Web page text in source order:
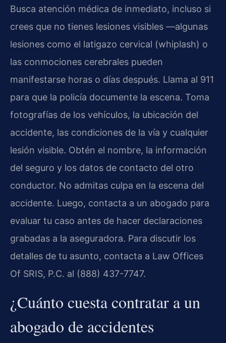
Busca atención médica de inmediato, incluso si
crees que no tienes lesiones visibles —algunas
lesiones como el latigazo cervical (whiplash) o
las conmociones cerebrales pueden
manifestarse horas o días después. Llama al 911
para que la policía documente la escena. Toma
fotografías de los vehículos, la ubicación del
accidente, las condiciones de la vía y cualquier
lesión visible. Obtén el nombre, la información
del seguro y los datos de contacto del otro
conductor. No admitas culpa en la escena del
accidente. Luego, contacta a un abogado para
evaluar tu caso antes de hacer declaraciones
grabadas a la aseguradora. Para discutir los
detalles de tu asunto, contacta a Law Offices
Of SRIS, P.C. al (888) 437-7747.
¿Cuánto cuesta contratar a un
abogado de accidentes